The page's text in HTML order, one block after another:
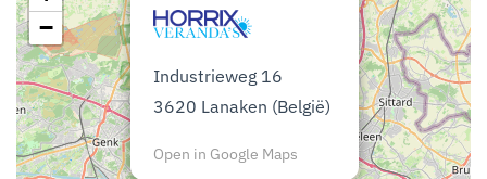
Industrieweg 16
3620 Lanaken (België)
Open in Google Maps
−